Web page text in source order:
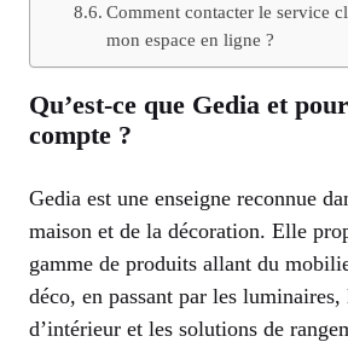
Comment contacter le service
mon espace en ligne ?
Qu’est-ce que Gedia et
compte ?
Gedia est une enseigne reconnue
maison et de la décoration. Elle
gamme de produits allant du
déco, en passant par les
d’intérieur et les solutions de